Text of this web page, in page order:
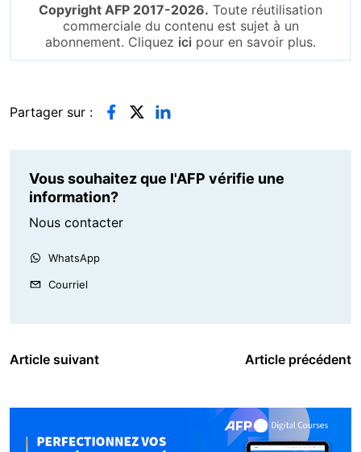
Copyright AFP 2017-2026. Toute réutilisation
commerciale du contenu est sujet à un
abonnement. Cliquez ici pour en savoir plus.
Partager sur :
Vous souhaitez que l'AFP vérifie une
information?
Nous contacter
WhatsApp
Courriel
Article suivant Article précédent